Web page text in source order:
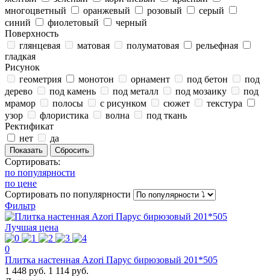
многоцветный
оранжевый розовый
серый
синий
фиолетовый
черный
Поверхность
глянцевая
матовая полуматовая
рельефная
гладкая
Рисунок
геометрия
монотон орнамент под бетон
под
дерево
под камень под металл под мозаику
под
мрамор
полосы с рисунком сюжет
текстура
узор
флористика волна
под ткань
Ректификат
нет
да
Сортировать:
по популярности
по цене
Сортировать по популярности
Фильтр
Лучшая цена
0
Плитка настенная Azori Парус бирюзовый 201*505
1 448 руб. 1 114 руб.